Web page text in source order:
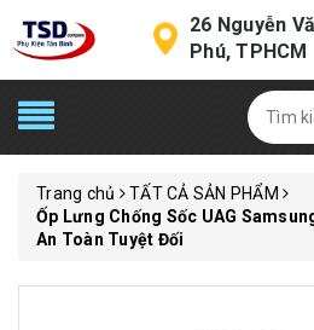
26 Nguyễn
Phú, TPHCM
Trang chủ
TẤT CẢ SẢN PHẨM
Ốp Lưng Chống Sốc UAG
An Toàn Tuyệt Đối